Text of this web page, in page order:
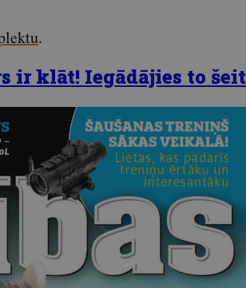
.
ir klāt! Iegādājies to šeit